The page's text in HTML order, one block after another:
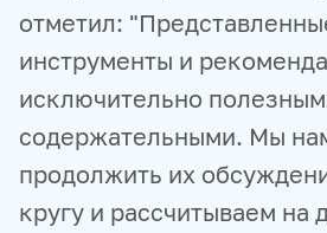
отметил:
инструменты и
исключительно
содержательными. Мы
продолжить их
кругу и рассчитываем на